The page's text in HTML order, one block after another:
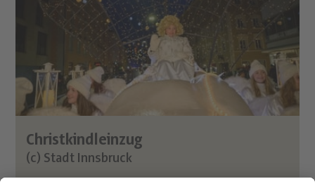
Christkindleinzug
(c) Stadt Innsbruck